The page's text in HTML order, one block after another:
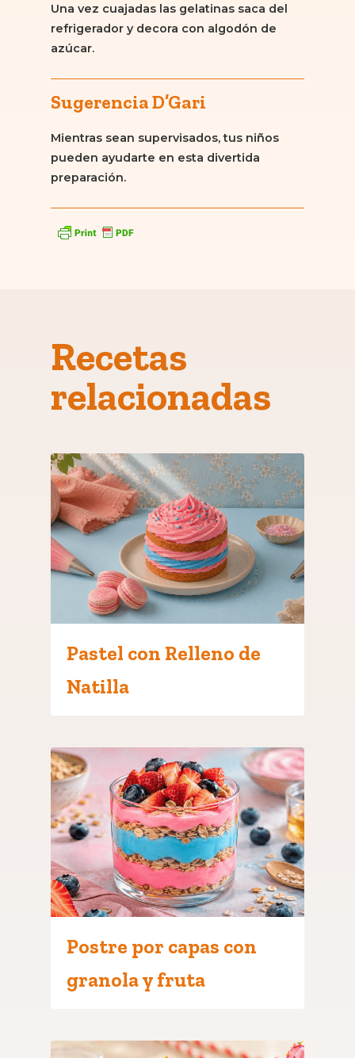
Una vez cuajadas las gelatinas saca del
refrigerador y decora con algodón de
azúcar.
Sugerencia D’Gari
Mientras sean supervisados, tus niños
pueden ayudarte en esta divertida
preparación.
Recetas
relacionadas
Pastel con Relleno de
Natilla
Postre por capas con
granola y fruta